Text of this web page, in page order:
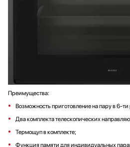
Преимущества:
Возможность приготовление на пару в 6-
Два комплекта телескопических
Термощуп в комплекте;
Функция памяти для индивидуальных